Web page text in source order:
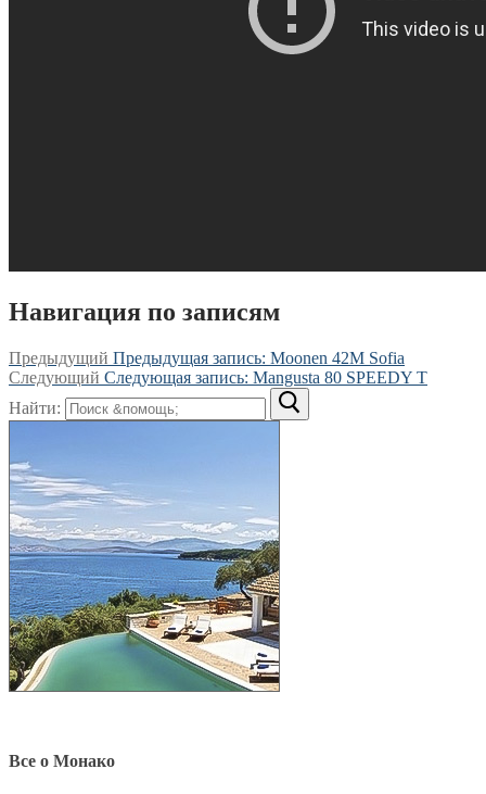
Навигация по записям
Предыдущий Предыдущая запись: Moonen 42M Sofia
Следующий Следующая запись: Mangusta 80 SPEEDY T
Найти:
Все о Монако